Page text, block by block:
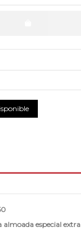
almoada especial extra